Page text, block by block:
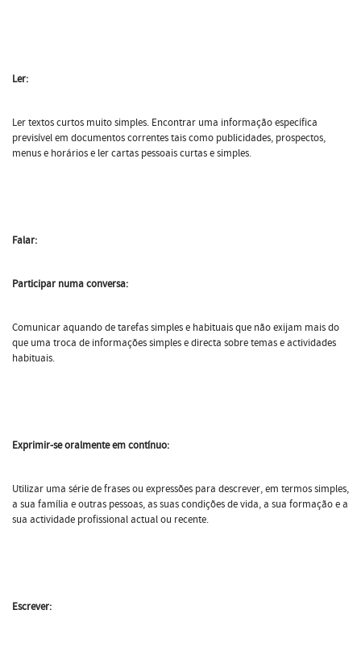
Ler:
Ler textos curtos muito simples. Encontrar uma informação específica
previsível em documentos correntes tais como publicidades, prospectos,
menus e horários e ler cartas pessoais curtas e simples.
Falar:
Participar numa conversa:
Comunicar aquando de tarefas simples e habituais que não exijam mais do
que uma troca de informações simples e directa sobre temas e actividades
habituais.
Exprimir-se oralmente em contínuo:
Utilizar uma série de frases ou expressões para descrever, em termos simples,
a sua família e outras pessoas, as suas condições de vida, a sua formação e a
sua actividade profissional actual ou recente.
Escrever: